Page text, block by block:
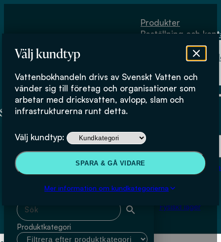
Välj kundtyp
Vattenbokhandeln drivs av Svenskt Vatten och
vänder sig till företag och organisationer som
arbetar med dricksvatten, avlopp, slam och
infrastrukturerna runt detta.
Välj kundtyp:
SPARA & GÅ VIDARE
Mer information om kundkategorierna
Produkter
Beställning och
Fysiskt lager
Beställning och kontakt
Om
Köpvillkor
Fysiskt lager
Marinette Hagman
Sök & filtrera
Sök med fritext
Produktkategori